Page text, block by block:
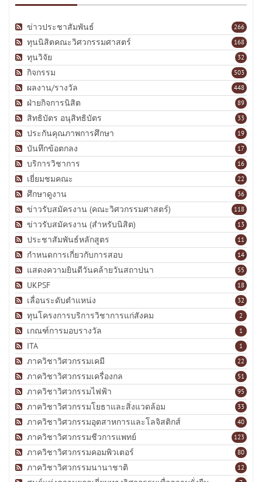
266
ข่าวประชาสัมพันธ์
168
ทุนนิสิตคณะวิศวกรรมศาสตร์
32
ทุนวิจัย
503
กิจกรรม
448
ผลงาน/รางวัล
89
ฝ่ายกิจการนิสิต
33
สิทธิบัตร อนุสิทธิบัตร
19
ประกันคุณภาพการศึกษา
17
บันทึกข้อตกลง
16
บริการวิชาการ
22
เยี่ยมชมคณะ
36
ศึกษาดูงาน
118
ข่าวรับสมัครงาน (คณะวิศวกรรมศาสตร์)
13
ข่าวรับสมัครงาน (สำหรับนิสิต)
11
ประชาสัมพันธ์หลักสูตร
14
กำหนดการเกี่ยวกับการสอบ
55
แสดงความยินดีวันคล้ายวันสถาปนา
18
UKPSF
32
เลื่อนระดับตำแหน่ง
2
ทุนโครงการบริการวิชาการแก่สังคม
1
เกณฑ์การมอบรางวัล
1
ITA
22
ภาควิชาวิศวกรรมเคมี
51
ภาควิชาวิศวกรรมเครื่องกล
95
ภาควิชาวิศวกรรมไฟฟ้า
33
ภาควิชาวิศวกรรมโยธาและสิ่งแวดล้อม
40
ภาควิชาวิศวกรรมอุตสาหการและโลจิสติกส์
123
ภาควิชาวิศวกรรมชีวการแพทย์
80
ภาควิชาวิศวกรรมคอมพิวเตอร์
12
ภาควิชาวิศวกรรมนานาชาติ